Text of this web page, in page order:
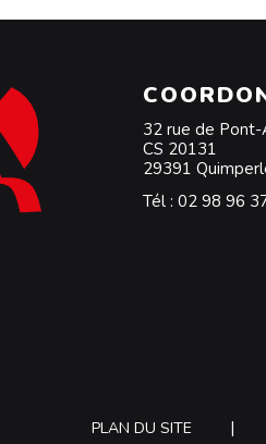
32 rue de Pont-
CS 20131
29391
Tél : 02 98 96
PLAN DU SITE